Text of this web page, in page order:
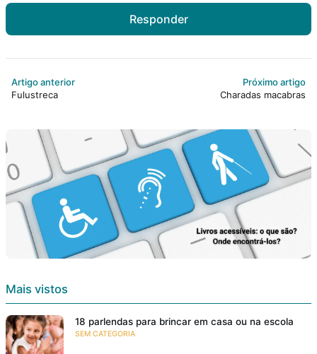
Responder
Artigo anterior
Fulustreca
Próximo artigo
Charadas macabras
Mais vistos
18 parlendas para brincar em casa ou na escola
SEM CATEGORIA